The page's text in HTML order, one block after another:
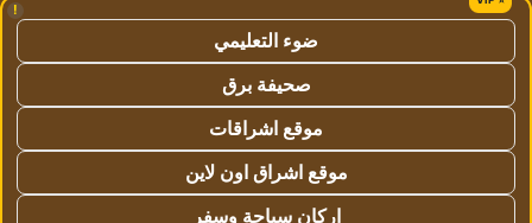
!
ضوء التعليمي
صحيفة برق
موقع اشراقات
موقع اشراق اون لاين
اركان سياحة وسفر